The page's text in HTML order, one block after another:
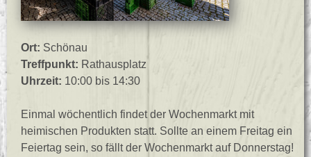
Ort: Schönau
Treffpunkt: Rathausplatz
Uhrzeit: 10:00 bis 14:30
Einmal wöchentlich findet der Wochenmarkt mit
heimischen Produkten statt. Sollte an einem Freitag ein
Feiertag sein, so fällt der Wochenmarkt auf Donnerstag!